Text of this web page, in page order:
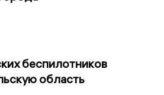
беспилотников
область